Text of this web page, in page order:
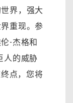
界，强大
重现。参
-杰格和
人的威胁
点，您将